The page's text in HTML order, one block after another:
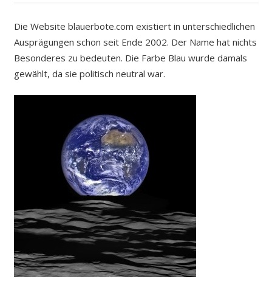
Die Website blauerbote.com existiert in unterschiedlichen
Ausprägungen schon seit Ende 2002. Der Name hat nichts
Besonderes zu bedeuten. Die Farbe Blau wurde damals
gewählt, da sie politisch neutral war.